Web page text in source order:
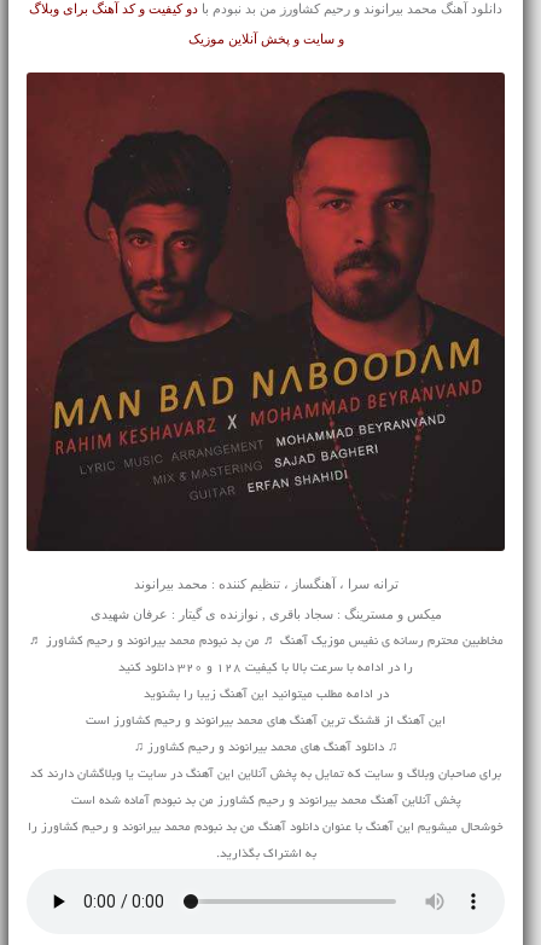
دانلود آهنگ محمد بیرانوند و رحیم کشاورز من بد نبودم با دو کیفیت و کد آهنگ برای وبلاگ
و سایت و پخش آنلاین موزیک
ترانه سرا ، آهنگساز ، تنظیم کننده : محمد بیرانوند
میکس و مسترینگ : سجاد باقری , نوازنده ی گیتار : عرفان شهیدی
مخاطبین محترم رسانه ی نفیس موزیک آهنگ ♬ من بد نبودم محمد بیرانوند و رحیم کشاورز ♬
را در ادامه با سرعت بالا با کیفیت 128 و 320 دانلود کنید
در ادامه مطلب میتوانید این آهنگ زیبا را بشنوید
این آهنگ از قشنگ ترین آهنگ های محمد بیرانوند و رحیم کشاورز است
♫ دانلود آهنگ های محمد بیرانوند و رحیم کشاورز ♫
برای صاحبان وبلاگ و سایت که تمایل به پخش آنلاین این آهنگ در سایت یا وبلاگشان دارند کد
پخش آنلاین آهنگ محمد بیرانوند و رحیم کشاورز من بد نبودم آماده شده است
خوشحال میشویم این آهنگ با عنوان دانلود آهنگ من بد نبودم محمد بیرانوند و رحیم کشاورز را
به اشتراک بگذارید.